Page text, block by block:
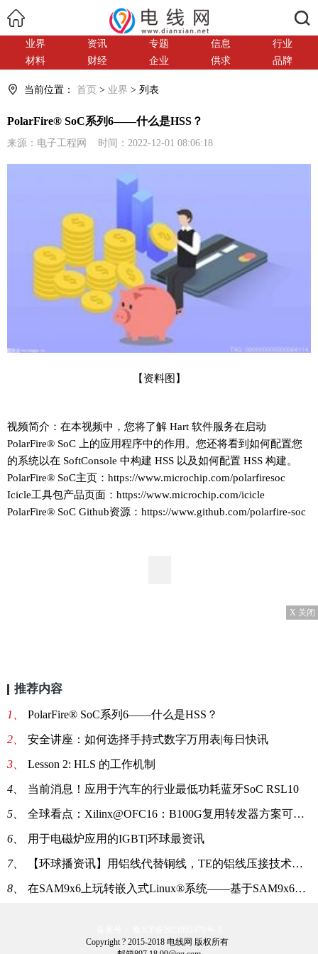
业界 资讯 专题 信息
行业
材料
财经 企业 供求 品牌
当前位置： 首页 > 业界 > 列表
PolarFire® SoC系列6——什么是HSS？
来源：电子工程网 时间：2022-12-01 08:06:18
【资料图】
视频简介：在本视频中，您将了解 Hart 软件服务在启动
PolarFire® SoC 上的应用程序中的作用。您还将看到如何配置您
的系统以在 SoftConsole 中构建 HSS 以及如何配置 HSS 构建。
PolarFire® SoC主页：https://www.microchip.com/polarfiresoc
Icicle工具包产品页面：https://www.microchip.com/icicle
PolarFire® SoC Github资源：https://www.github.com/polarfire-soc
X 关闭
推荐内容
1、 PolarFire® SoC系列6——什么是HSS？
2、 安全讲座：如何选择手持式数字万用表|每日快讯
3、 Lesson 2: HLS 的工作机制
4、 当前消息！应用于汽车的行业最低功耗蓝牙SoC RSL10
5、 全球看点：Xilinx@OFC16：B100G复用转发器方案可扩展至400G光传输
6、 用于电磁炉应用的IGBT|环球最资讯
7、 【环球播资讯】用铝线代替铜线，TE的铝线压接技术让车辆更轻、排放更少！
8、 在SAM9x6上玩转嵌入式Linux®系统——基于SAM9x6板卡的Linux内核修改（2/4）
Copyright ? 2015-2018 电线网 版权所有